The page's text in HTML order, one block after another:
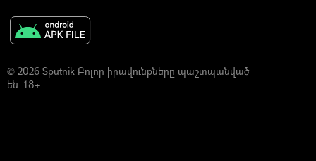
© 2026 Sputnik Բոլոր իրավունքները պաշտպանված
են. 18+